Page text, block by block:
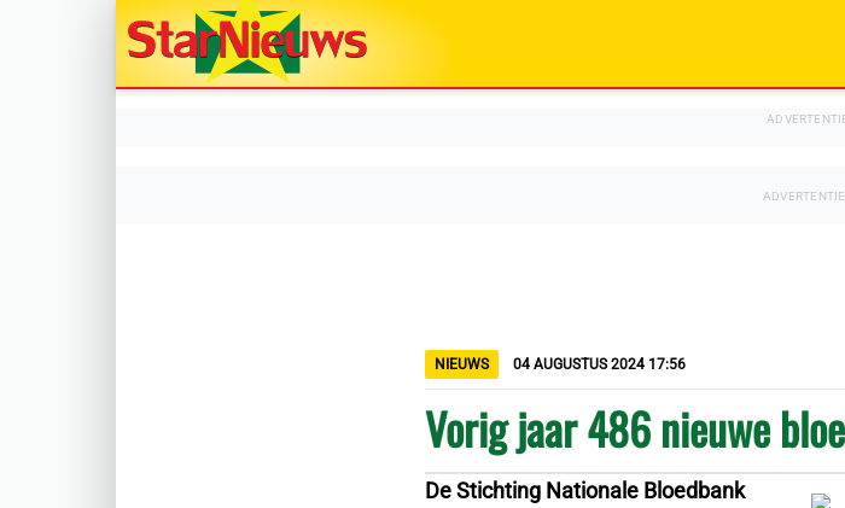
NIEUWS 04 AUGUSTUS 2024 17:56
Vorig jaar 486 nieuwe
De Stichting Nationale Bloedbank